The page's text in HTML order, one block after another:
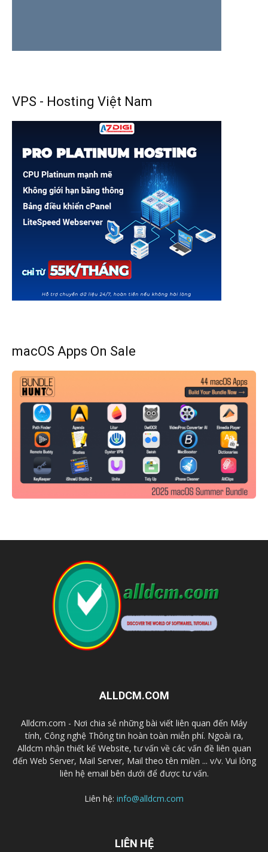
VPS - Hosting Việt Nam
macOS Apps On Sale
ALLDCM.COM
Alldcm.com - Nơi chia sẻ những bài viết liên quan đến Máy
tính, Công nghệ Thông tin hoàn toàn miễn phí. Ngoài ra,
Alldcm nhận thiết kế Website, tư vấn về các vấn đề liên quan
đến Web Server, Mail Server, Mail theo tên miền ... v/v. Vui lòng
liên hệ email bên dưới để được tư vấn.
Liên hệ: info@alldcm.com
LIÊN HỆ